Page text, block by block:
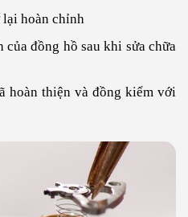
lại hoàn chỉnh
đồng hồ sau khi sửa chữa
hoàn thiện và đồng kiểm với